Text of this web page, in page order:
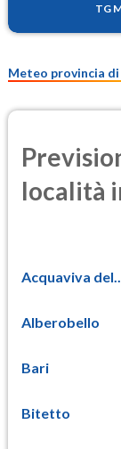
TG
Meteo provincia di
località
Acquaviva
Alberobello
Bari
Bitetto